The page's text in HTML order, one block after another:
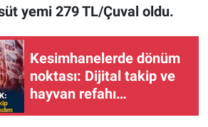
yemi 279 TL/Çuval oldu.
Kesimhanelerde dönüm
noktası: Dijital takip ve
hayvan refahı
zorunluluğu Resmi